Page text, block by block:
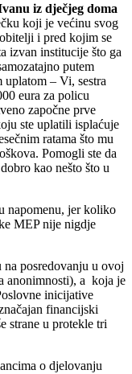
iz dječjeg doma
koji je većinu svog
i pred kojim se
izvan institucije što ga
putem
uplatom – Vi, sestra
eura za policu
započne prve
ste uplatili isplaćuje
ratama što mu
Pomogli ste da
kao nešto što u
napomenu, jer koliko
MEP nije nigdje
posredovanju u ovoj
anonimnosti), a koja je
inicijative
financijski
strane u protekle tri
o djelovanju